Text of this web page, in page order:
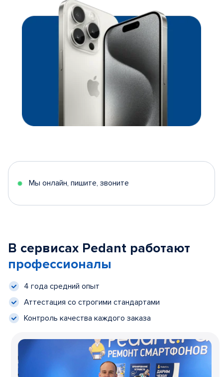
Мы онлайн, пишите, звоните
В сервисах Pedant работают
профессионалы
4 года средний опыт
Аттестация со строгими стандартами
Контроль качества каждого заказа